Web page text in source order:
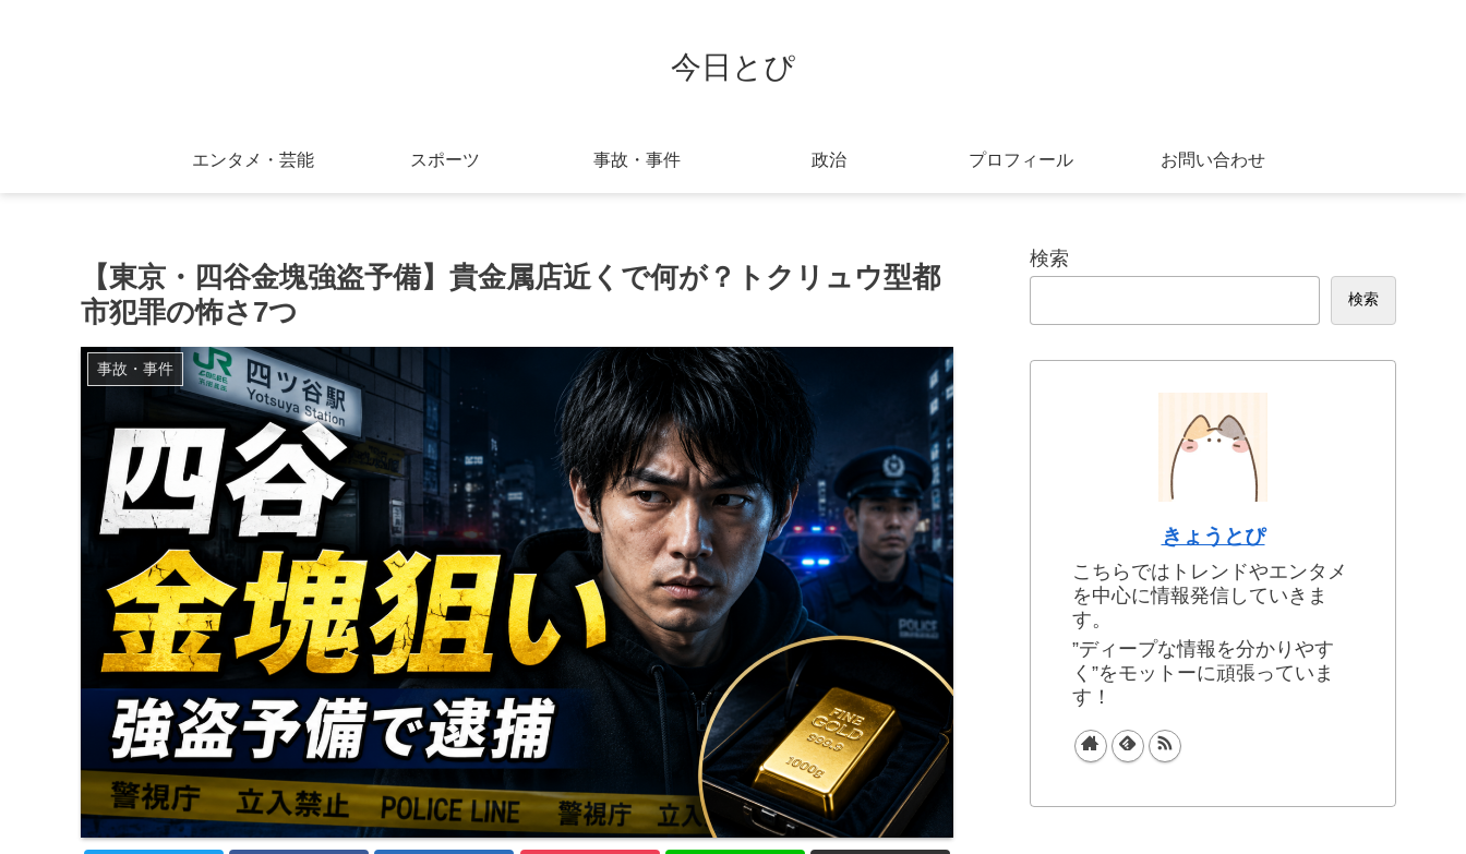
今日とぴ
エンタメ・芸能 スポーツ 事故・事件 政治 プロフィール お問い合わせ
【東京・四谷金塊強盗予備】貴金属店近くで何が？トクリュウ型都
市犯罪の怖さ7つ
事故・事件
検索
検索
きょうとぴ
こちらではトレンドやエンタメ
を中心に情報発信していきま
す。
”ディープな情報を分かりやす
く”をモットーに頑張っていま
す！